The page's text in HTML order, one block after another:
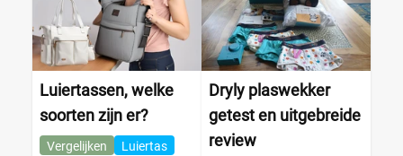
Luiertassen, welke
soorten zijn er?
Vergelijken Luiertas
Dryly plaswekker
getest en uitgebreide
review